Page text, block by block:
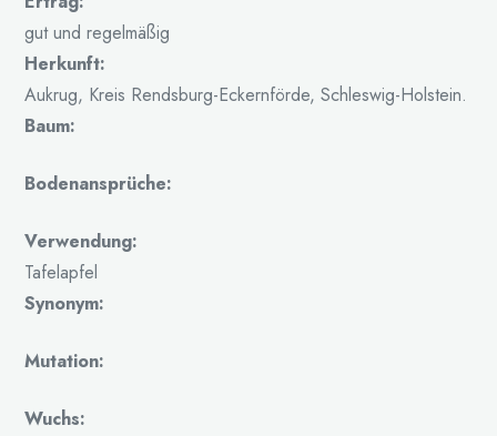
gut und regelmäßig
Herkunft:
Aukrug, Kreis Rendsburg-Eckernförde, Schleswig-Holstein.
Baum:
Bodenansprüche:
Verwendung:
Tafelapfel
Synonym:
Mutation:
Wuchs: